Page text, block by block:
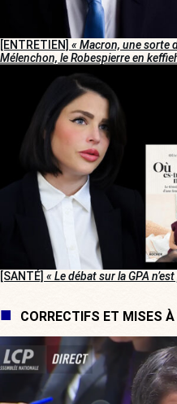
[ENTRETIEN] « Macron, une sorte
Mélenchon, le Robespierre en
[SANTÉ] « Le débat sur la GPA
CORRECTIFS ET MISES